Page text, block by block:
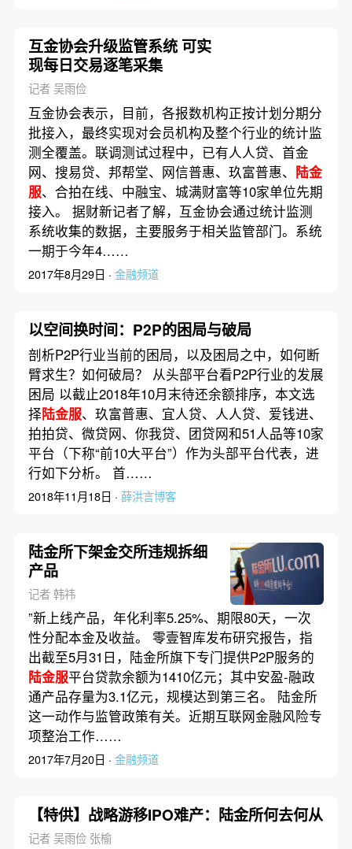
互金协会升级监管系统 可实
现每日交易逐笔采集
记者 吴雨俭
互金协会表示，目前，各报数机构正按计划分期分
批接入，最终实现对会员机构及整个行业的统计监
测全覆盖。联调测试过程中，已有人人贷、首金
网、搜易贷、邦帮堂、网信普惠、玖富普惠、 陆金
服、合拍在线、中融宝、城满财富等10家单位先期
接入。 据财新记者了解，互金协会通过统计监测
系统收集的数据，主要服务于相关监管部门。系统
一期于今年4……
2017年8月29日 · 金融频道
以空间换时间：P2P的困局与破局
剖析P2P行业当前的困局，以及困局之中，如何断
臂求生？如何破局？ 从头部平台看P2P行业的发展
困局 以截止2018年10月末待还余额排序，本文选
择陆金服、玖富普惠、宜人贷、人人贷、爱钱进、
拍拍贷、微贷网、你我贷、团贷网和51人品等10家
平台（下称“前10大平台”）作为头部平台代表，进
行如下分析。 首……
2018年11月18日 · 薛洪言博客
陆金所下架金交所违规拆细
产品
记者 韩祎
”新上线产品，年化利率5.25%、期限80天，一次
性分配本金及收益。 零壹智库发布研究报告，指
出截至5月31日，陆金所旗下专门提供P2P服务的
陆金服平台贷款余额为1410亿元；其中安盈-融政
通产品存量为3.1亿元，规模达到第三名。 陆金所
这一动作与监管政策有关。近期互联网金融风险专
项整治工作……
2017年7月20日 · 金融频道
【特供】战略游移IPO难产：陆金所何去何从
记者 吴雨俭 张榆